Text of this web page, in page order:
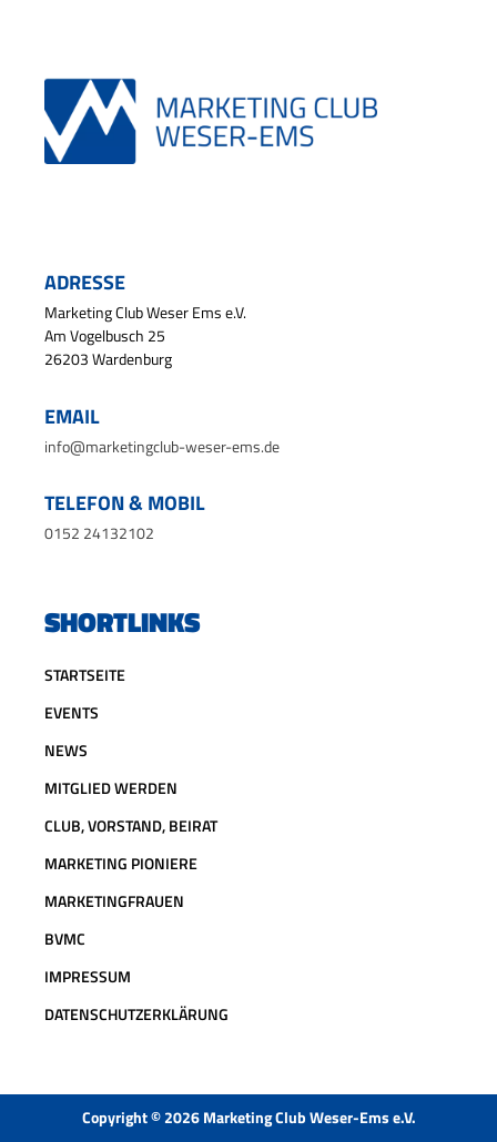
ADRESSE
Marketing Club Weser Ems e.V.
Am Vogelbusch 25
26203 Wardenburg
EMAIL
info@marketingclub-weser-ems.de
TELEFON & MOBIL
0152 24132102
SHORTLINKS
STARTSEITE
EVENTS
NEWS
MITGLIED WERDEN
CLUB, VORSTAND, BEIRAT
MARKETING PIONIERE
MARKETINGFRAUEN
BVMC
IMPRESSUM
DATENSCHUTZERKLÄRUNG
Copyright © 2026 Marketing Club Weser-Ems e.V.